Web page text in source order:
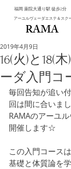
福岡 薬院大通り駅 徒歩2分
アーユルヴェーダエステ＆スク
RAMA
16(火)と18(
ーダ入門コ
2019年4月9日
毎回告知が追い
回は間に合いまし
RAMAのアーユ
開催します☆
この入門コース
基礎と体質論を学